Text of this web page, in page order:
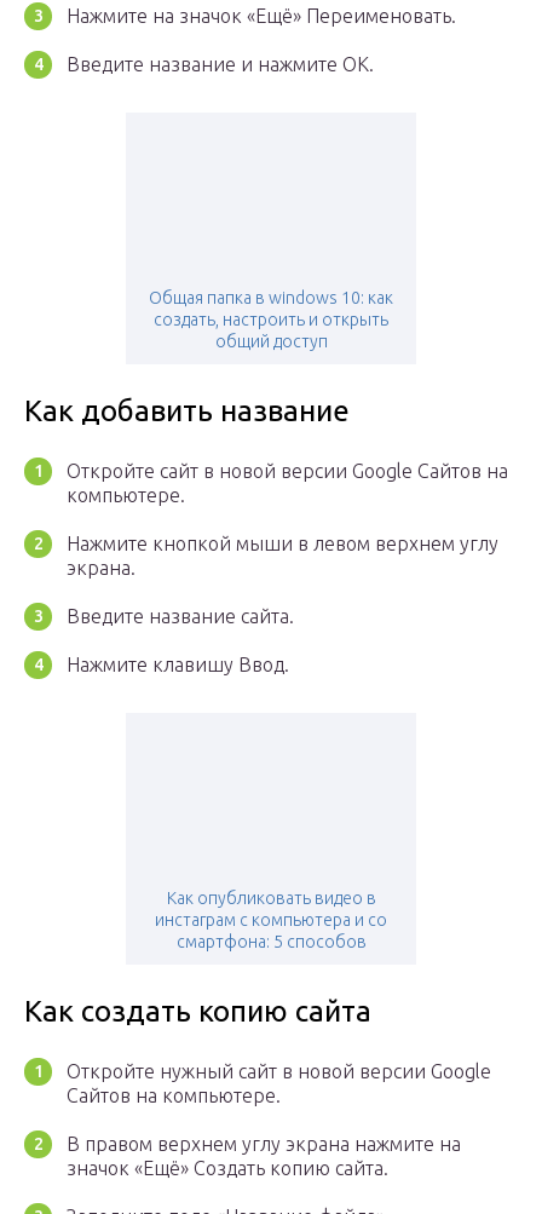
Нажмите на значок «Ещё» Переименовать.
Введите название и нажмите ОК.
Общая папка в windows 10: как
создать, настроить и открыть
общий доступ
Как добавить название
Откройте сайт в новой версии Google Сайтов на
компьютере.
Нажмите кнопкой мыши в левом верхнем углу
экрана.
Введите название сайта.
Нажмите клавишу Ввод.
Как опубликовать видео в
инстаграм с компьютера и со
смартфона: 5 способов
Как создать копию сайта
Откройте нужный сайт в новой версии Google
Сайтов на компьютере.
В правом верхнем углу экрана нажмите на
значок «Ещё» Создать копию сайта.